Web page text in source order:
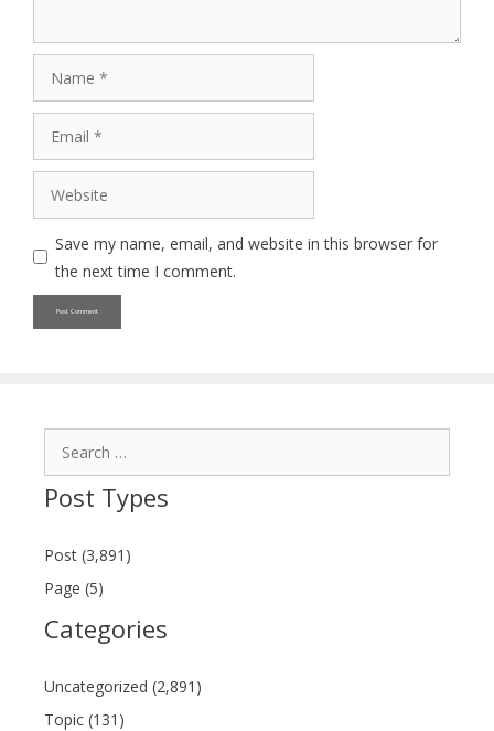
Save my name, email, and website in this browser for
the next time I comment.
Post Types
Post (3,891)
Page (5)
Categories
Uncategorized (2,891)
Topic (131)